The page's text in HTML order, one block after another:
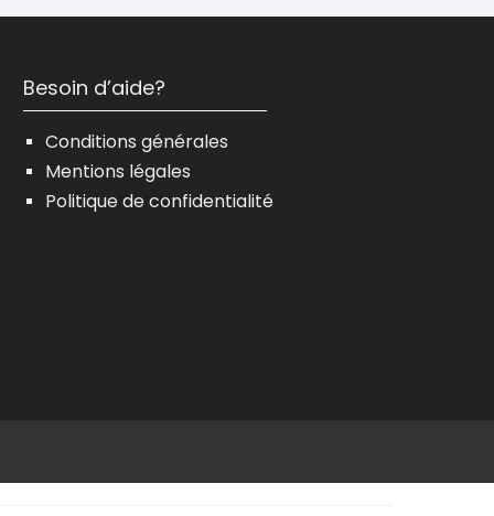
Besoin d’aide?
Conditions générales
Mentions légales
Politique de confidentialité